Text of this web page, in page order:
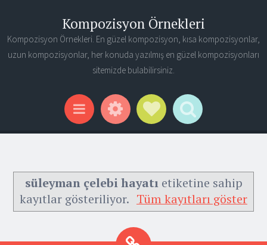
Kompozisyon Örnekleri
Kompozisyon Örnekleri. En güzel kompozisyon, kısa kompozisyonlar,
uzun kompozisyonlar, her konuda yazılmış en güzel kompozisyonları
sitemizde bulabilirsiniz.
Menu WidgetsSocial Links
Search
süleyman çelebi hayatıetiketine sahip
kayıtlar gösteriliyor. Tüm kayıtları göster